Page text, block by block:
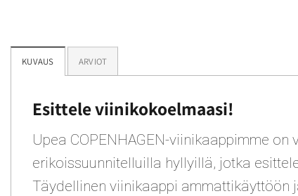
KUVAUS ARVIOT
Esittele viinikokoelmaasi!
Upea COPENHAGEN-viinikaappimme on
erikoissuunnitelluilla hyllyillä, jotka
Täydellinen viinikaappi ammattikäyttöön